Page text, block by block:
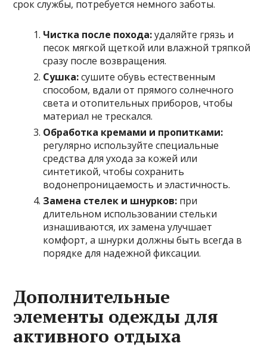
срок службы, потребуется немного заботы.
Чистка после похода:удаляйте грязь и
песок мягкой щеткой или влажной тряпкой
сразу после возвращения.
Сушка:сушите обувь естественным
способом, вдали от прямого солнечного
света и отопительных приборов, чтобы
материал не трескался.
Обработка кремами и пропитками:
регулярно используйте специальные
средства для ухода за кожей или
синтетикой, чтобы сохранить
водонепроницаемость и эластичность.
Замена стелек и шнурков: при
длительном использовании стельки
изнашиваются, их замена улучшает
комфорт, а шнурки должны быть всегда в
порядке для надежной фиксации.
Дополнительные
элементы одежды для
активного отдыха